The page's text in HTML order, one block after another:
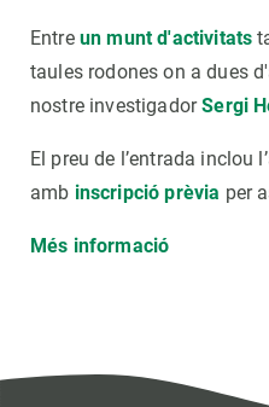
Entre un munt d'activitats
taules rodones on a dues
nostre investigadorSergi
El preu de l’entrada inclou
amb inscripció prèvia per
Més informació